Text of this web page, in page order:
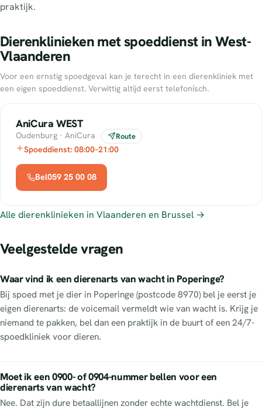
praktijk.
Dierenklinieken met spoeddienst in West-
Vlaanderen
Voor een ernstig spoedgeval kan je terecht in een dierenkliniek met
een eigen spoeddienst. Verwittig altijd eerst telefonisch.
AniCura WEST
Oudenburg · AniCura Route
Spoeddienst: 08:00–21:00
Bel059 25 00 08
Alle dierenklinieken in Vlaanderen en Brussel →
Veelgestelde vragen
Waar vind ik een dierenarts van wacht in Poperinge?
Bij spoed met je dier in Poperinge (postcode 8970) bel je eerst je
eigen dierenarts: de voicemail vermeldt wie van wacht is. Krijg je
niemand te pakken, bel dan een praktijk in de buurt of een 24/7-
spoedkliniek voor dieren.
Moet ik een 0900- of 0904-nummer bellen voor een
dierenarts van wacht?
Nee. Dat zijn dure betaallijnen zonder echte wachtdienst. Bel je